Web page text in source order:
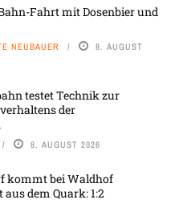
Fahrt mit Dosenbier und
NEUBAUER 8. AUGUST
testet Technik zur
der
8. AUGUST 2026
kommt bei Waldhof
dem Quark: 1:2